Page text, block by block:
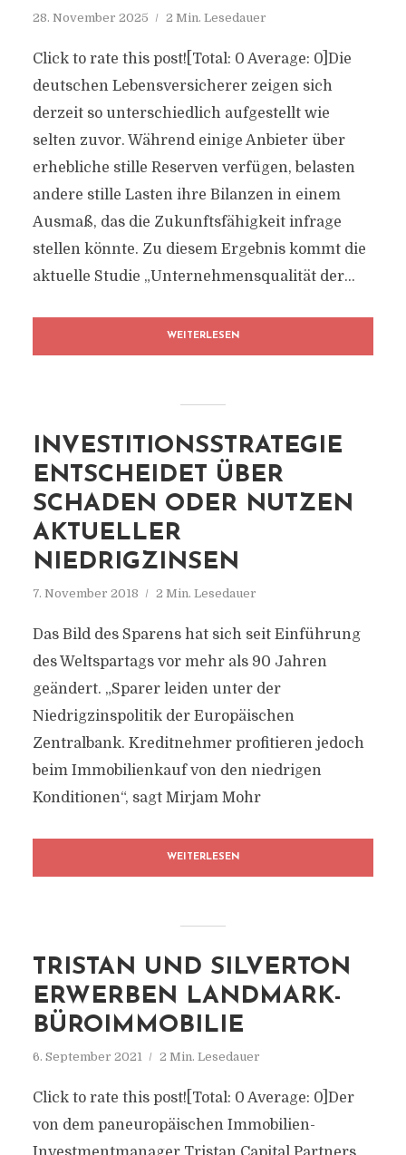
28. November 2025 2 Min. Lesedauer
Click to rate this post![Total: 0 Average: 0]Die
deutschen Lebensversicherer zeigen sich
derzeit so unterschiedlich aufgestellt wie
selten zuvor. Während einige Anbieter über
erhebliche stille Reserven verfügen, belasten
andere stille Lasten ihre Bilanzen in einem
Ausmaß, das die Zukunftsfähigkeit infrage
stellen könnte. Zu diesem Ergebnis kommt die
aktuelle Studie „Unternehmensqualität der...
WEITERLESEN
INVESTITIONSSTRATEGIE
ENTSCHEIDET ÜBER
SCHADEN ODER NUTZEN
AKTUELLER
NIEDRIGZINSEN
7. November 2018 2 Min. Lesedauer
Das Bild des Sparens hat sich seit Einführung
des Weltspartags vor mehr als 90 Jahren
geändert. „Sparer leiden unter der
Niedrigzinspolitik der Europäischen
Zentralbank. Kreditnehmer profitieren jedoch
beim Immobilienkauf von den niedrigen
Konditionen“, sagt Mirjam Mohr
WEITERLESEN
TRISTAN UND SILVERTON
ERWERBEN LANDMARK-
BÜROIMMOBILIE
6. September 2021 2 Min. Lesedauer
Click to rate this post![Total: 0 Average: 0]Der
von dem paneuropäischen Immobilien-